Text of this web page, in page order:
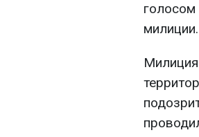
милиции.